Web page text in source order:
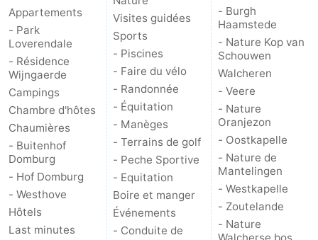
Appartements
- Park
Loverendale
- Résidence
Wijngaerde
Campings
Chambre d'hôtes
Chaumières
- Buitenhof
Domburg
- Hof Domburg
- Westhove
Hôtels
Last minutes
Visites guidées
Sports
- Piscines
- Faire du vélo
- Randonnée
- Équitation
- Manèges
- Terrains de golf
- Peche Sportive
- Equitation
Boire et manger
Événements
- Conduite de
- Burgh
Haamstede
- Nature Kop van
Schouwen
Walcheren
- Veere
- Nature
Oranjezon
- Oostkapelle
- Nature de
Mantelingen
- Westkapelle
- Zoutelande
- Nature